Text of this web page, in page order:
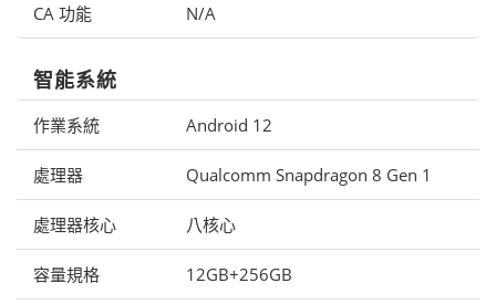
CA 功能 N/A
智能系統
作業系統 Android 12
處理器 Qualcomm Snapdragon 8 Gen 1
處理器核心 八核心
容量規格 12GB+256GB